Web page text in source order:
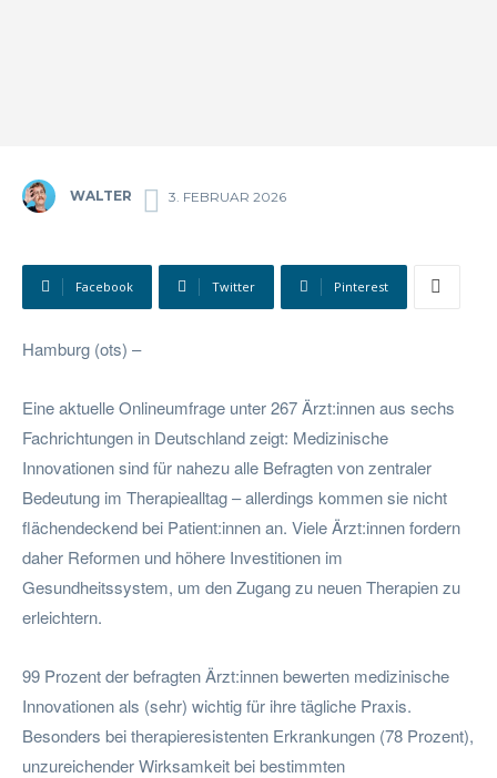
WALTER 3. FEBRUAR 2026
Facebook Twitter Pinterest
Hamburg (ots) –
Eine aktuelle Onlineumfrage unter 267 Ärzt:innen aus sechs
Fachrichtungen in Deutschland zeigt: Medizinische
Innovationen sind für nahezu alle Befragten von zentraler
Bedeutung im Therapiealltag – allerdings kommen sie nicht
flächendeckend bei Patient:innen an. Viele Ärzt:innen fordern
daher Reformen und höhere Investitionen im
Gesundheitssystem, um den Zugang zu neuen Therapien zu
erleichtern.
99 Prozent der befragten Ärzt:innen bewerten medizinische
Innovationen als (sehr) wichtig für ihre tägliche Praxis.
Besonders bei therapieresistenten Erkrankungen (78 Prozent),
unzureichender Wirksamkeit bei bestimmten